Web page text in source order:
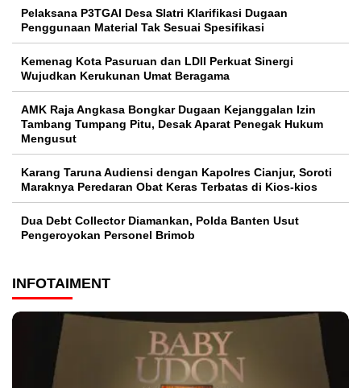
Pelaksana P3TGAI Desa Slatri Klarifikasi Dugaan
Penggunaan Material Tak Sesuai Spesifikasi
Kemenag Kota Pasuruan dan LDII Perkuat Sinergi
Wujudkan Kerukunan Umat Beragama
AMK Raja Angkasa Bongkar Dugaan Kejanggalan Izin
Tambang Tumpang Pitu, Desak Aparat Penegak Hukum
Mengusut
Karang Taruna Audiensi dengan Kapolres Cianjur, Soroti
Maraknya Peredaran Obat Keras Terbatas di Kios-kios
Dua Debt Collector Diamankan, Polda Banten Usut
Pengeroyokan Personel Brimob
INFOTAIMENT